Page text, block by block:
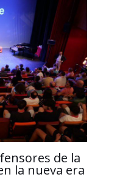
p k
r
de la
la nueva era